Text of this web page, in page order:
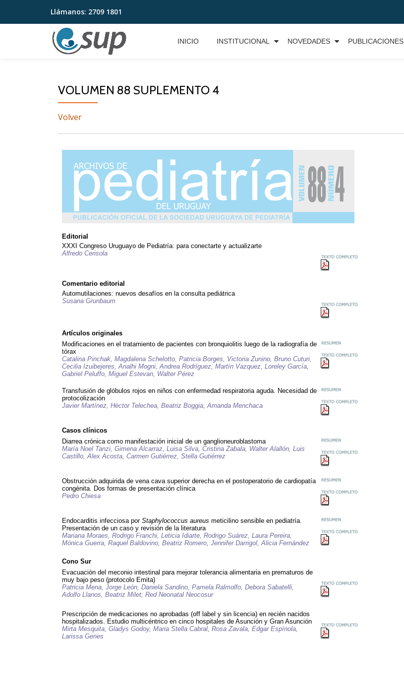
Saltar
Llámanos: 2709 1801
INICIO INSTITUCIONAL NOVEDADES PUBLICACIONES
VOLUMEN 88 SUPLEMENTO 4
Volver